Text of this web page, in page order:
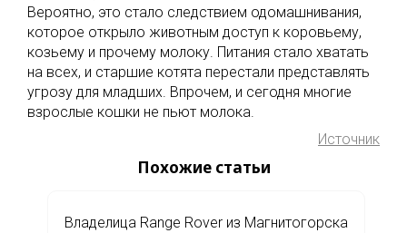
Вероятно, это стало следствием одомашнивания,
которое открыло животным доступ к коровьему,
козьему и прочему молоку. Питания стало хватать
на всех, и старшие котята перестали представлять
угрозу для младших. Впрочем, и сегодня многие
взрослые кошки не пьют молока.
Источник
Похожие статьи
Владелица Range Rover из Магнитогорска